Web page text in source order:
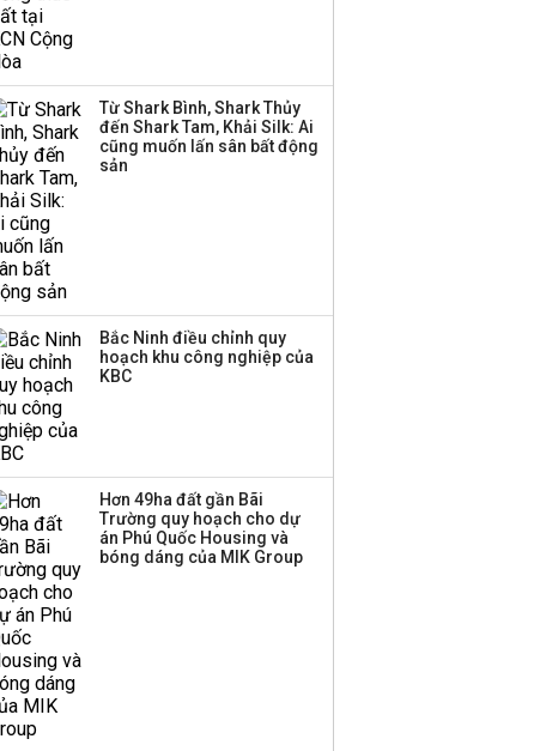
Sacombank phát hành
ba đợt trái phiếu thu về
hơn 3.600 tỷ, lãi suất
trả lên tới 10%/năm
Từ Shark Bình, Shark Thủy
đến Shark Tam, Khải Silk: Ai
cũng muốn lấn sân bất động
sản
Bắc Ninh điều chỉnh quy
hoạch khu công nghiệp của
KBC
Hơn 49ha đất gần Bãi
Trường quy hoạch cho dự
án Phú Quốc Housing và
bóng dáng của MIK Group